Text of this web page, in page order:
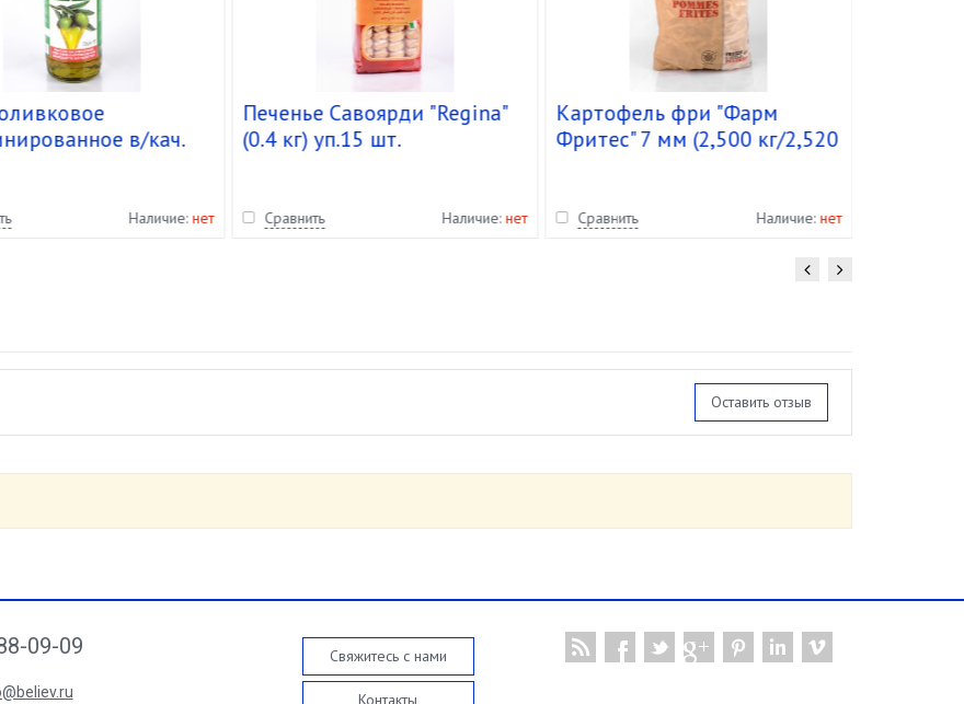
в/кач.
Наличие: нет
Печенье Савоярди "Regina"
(0.4 кг) уп.15 шт.
Сравнить Наличие: нет
Картофель фри "Фарм
Фритес" 7 мм (2,500 кг/2,520
Сравнить Наличие: нет
Оставить отзыв
09-09 Свяжитесь с нами
Контакты